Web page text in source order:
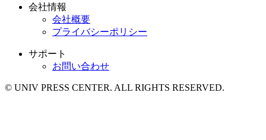
会社情報
会社概要
プライバシーポリシー
サポート
お問い合わせ
© UNIV PRESS CENTER. ALL RIGHTS RESERVED.